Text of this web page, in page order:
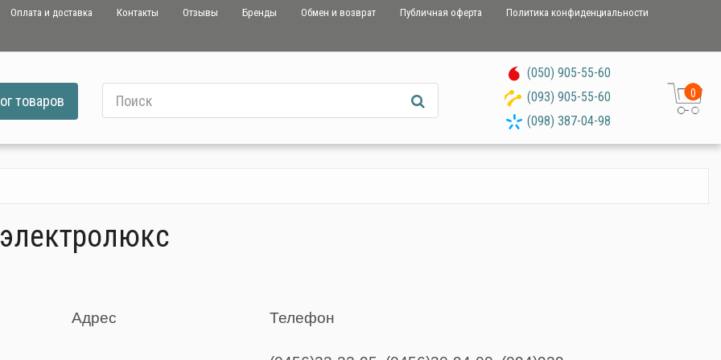
Оплата и доставка Контакты Отзывы Бренды Обмен и возврат Публичная оферта Политика конфиденциальности
товаров 0
(050) 905-55-60
(093) 905-55-60
(098) 387-04-98
Адрес Телефон